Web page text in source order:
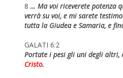
8 … Ma voi riceverete potenza
verrà su voi, e mi sarete
tutta la Giudea e Samaria, e
GALATI 6:2
Portate i pesi gli uni degli altri,
Cristo.